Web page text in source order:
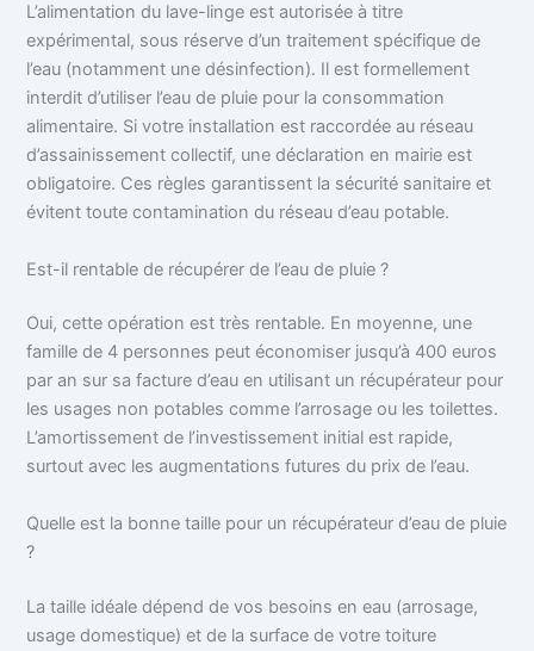
L’alimentation du lave-linge est autorisée à titre
expérimental, sous réserve d’un traitement spécifique de
l’eau (notamment une désinfection). Il est formellement
interdit d’utiliser l’eau de pluie pour la consommation
alimentaire. Si votre installation est raccordée au réseau
d’assainissement collectif, une déclaration en mairie est
obligatoire. Ces règles garantissent la sécurité sanitaire et
évitent toute contamination du réseau d’eau potable.
Est-il rentable de récupérer de l’eau de pluie ?
Oui, cette opération est très rentable. En moyenne, une
famille de 4 personnes peut économiser jusqu’à 400 euros
par an sur sa facture d’eau en utilisant un récupérateur pour
les usages non potables comme l’arrosage ou les toilettes.
L’amortissement de l’investissement initial est rapide,
surtout avec les augmentations futures du prix de l’eau.
Quelle est la bonne taille pour un récupérateur d’eau de pluie
?
La taille idéale dépend de vos besoins en eau (arrosage,
usage domestique) et de la surface de votre toiture